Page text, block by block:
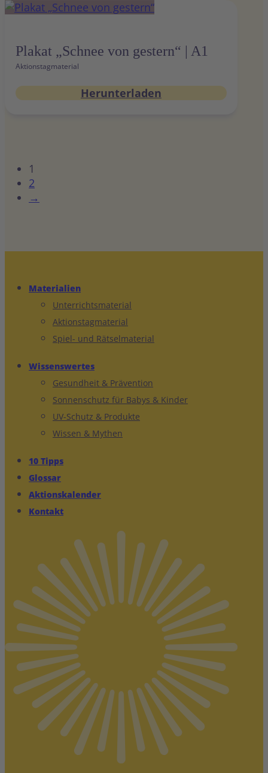
1
2
→
Plakat „Schnee von gestern“ | A1
Aktionstagmaterial
Herunterladen
Materialien
Unterrichtsmaterial
Aktionstagmaterial
Spiel- und Rätselmaterial
Wissenswertes
Gesundheit & Prävention
Sonnenschutz für Babys & Kinder
UV-Schutz & Produkte
Wissen & Mythen
10 Tipps
Glossar
Aktionskalender
Kontakt